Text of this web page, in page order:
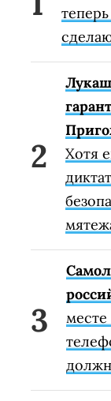
Хотя